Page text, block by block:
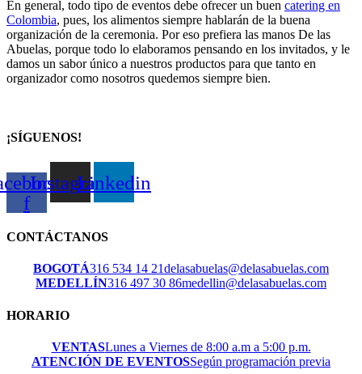
En general, todo tipo de eventos debe ofrecer un buen catering en
Colombia, pues, los alimentos siempre hablarán de la buena
organización de la ceremonia. Por eso prefiera las manos De las
Abuelas, porque todo lo elaboramos pensando en los invitados, y le
damos un sabor único a nuestros productos para que tanto en
organizador como nosotros quedemos siempre bien.
¡SÍGUENOS!
f
InstagramLinkedin
CONTÁCTANOS
BOGOTÁ316 534 14 21delasabuelas@delasabuelas.com
MEDELLÍN316 497 30 86medellin@delasabuelas.com
HORARIO
VENTASLunes a Viernes de 8:00 a.m a 5:00 p.m.
ATENCIÓN DE EVENTOSSegún programación previa